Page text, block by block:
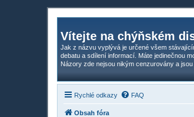
Vítejte na chýňském
Jak z názvu vyplývá je určené všem
debatu a sdílení informací. Máte jedinečnou
Názory zde nejsou nikým cenzurovány a jsou
Rychlé odkazy FAQ
Obsah fóra